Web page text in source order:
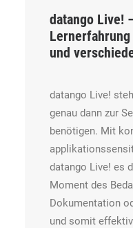
datango Live!
und
datango Live!
genau dann zur
benötigen. Mit
datango Live! es
Moment des
Dokumentation
und somit effektiv